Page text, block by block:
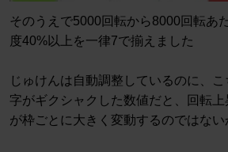
そのうえで5000回転から8000回転あ
度40%以上を一律7で揃えました
じゅけんは自動調整しているのに、
字がギクシャクした数値だと、回転
が枠ごとに大きく変動するのではな